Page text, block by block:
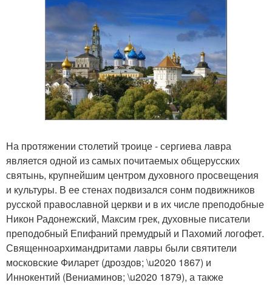
На протяжении столетий троице - сергиева лавра
является одной из самых почитаемых общерусских
святынь, крупнейшим центром духовного просвещения
и культуры. В ее стенах подвизался сонм подвижников
русской православной церкви и в их числе преподобные
Никон Радонежский, Максим грек, духовные писатели
преподобный Епифаний премудрый и Пахомий логофет.
Священноархимандритами лавры были святители
московские Филарет (дроздов; \u2020 1867) и
Иннокентий (Вениаминов; \u2020 1879), а также